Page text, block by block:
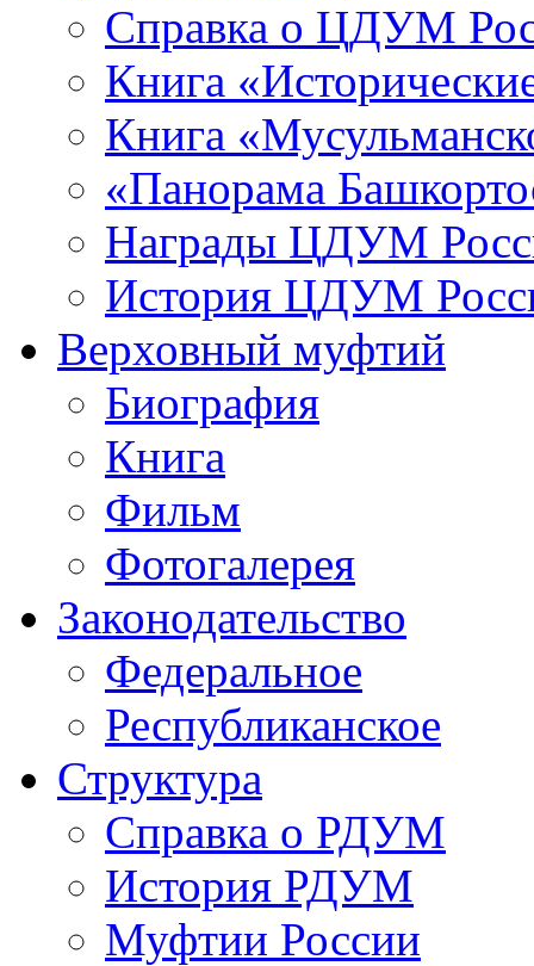
Справка о ЦДУМ
Книга
Книга
«Панорама
Награды ЦДУМ
История ЦДУМ
Верховный муфтий
Биография
Книга
Фильм
Фотогалерея
Законодательство
Федеральное
Республиканское
Структура
Справка о РДУМ
История РДУМ
Муфтии России